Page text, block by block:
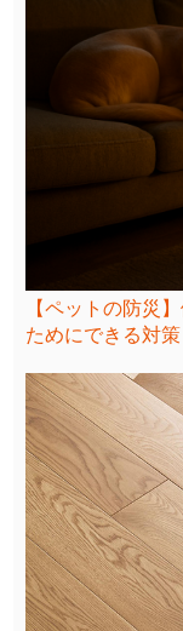
【ペットの防災
ためにできる対策